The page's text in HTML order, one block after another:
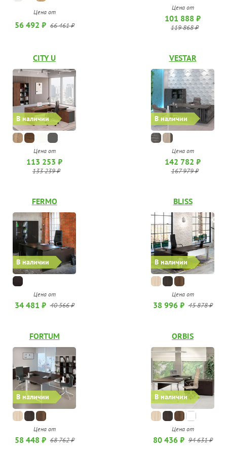
Цена от
56 492 ₽ 66 461 ₽
Цена от
101 888 ₽
119 868 ₽
В наличии
CITY U
Цена от
113 253 ₽
133 239 ₽
В наличии
VESTAR
Цена от
142 782 ₽
167 979 ₽
В наличии
FERMO
Цена от
34 481 ₽ 40 566 ₽
В наличии
BLISS
Цена от
38 996 ₽ 45 878 ₽
В наличии
FORTUM
Цена от
58 448 ₽ 68 762 ₽
В наличии
ORBIS
Цена от
80 436 ₽ 94 631 ₽